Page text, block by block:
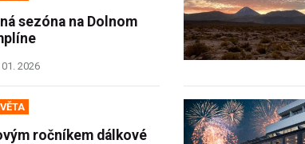
sezóna na Dolnom
2026
ročníkem dálkové